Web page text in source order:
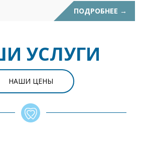
ПОДРОБНЕЕ →
УСЛУГИ
НАШИ ЦЕНЫ